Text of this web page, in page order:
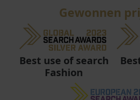
Gewonnen
Best use of search
Fashion